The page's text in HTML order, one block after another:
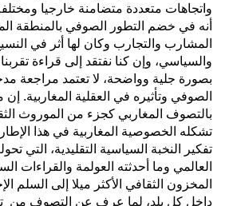
واتجاهات متعددة متضامنة خارجيا
أنه في خضم التطور الصوفي بالمنطقة
المشارب والتجارب وكان لها أثر في
والسياسي، وإن كنا نفتقد إلى قراءة
بصورة جلية وواضحة، لا تعتمد مراجعة
الصوفي وتأثيره في العقلية المغاربية.
بالتصوف المغاربي كجزء من الموروث
تشكله الخصوصية المغاربية في هذا
تفكير النخبة السياسية التقليدية، التي
العالمي وما أحدثته العولمة والقراءات
المخزون الثقافي الأكثر ميلا إلى السلم
داخل كل بلد، لما عرف عن التصوف من